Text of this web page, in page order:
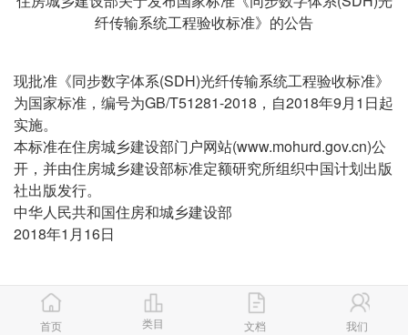
纤传输系统工程验收标准》的公告
现批准《同步数字体系(SDH)光纤传输系统工程验收标准》
为国家标准，编号为GB/T51281-2018，自2018年9月1日起
实施。
本标准在住房城乡建设部门户网站(www.mohurd.gov.cn)公
开，并由住房城乡建设部标准定额研究所组织中国计划出版
社出版发行。
中华人民共和国住房和城乡建设部
2018年1月16日
前言
首页 类目 文档 我们